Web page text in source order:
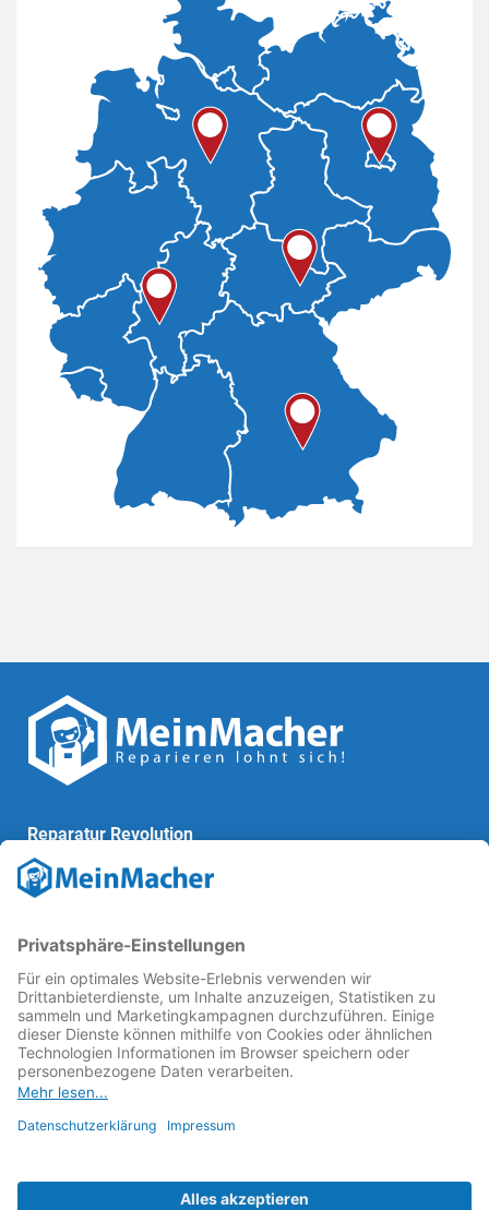
Reparatur Revolution
MeinMacher ist eine Marke der
kämpft als Gründungsmitglied des
Reparaturbedingungen: Für Produkte, die sich gut
reparieren lassen, für günstigere Ersatzteile und den
Erhalt der reparierenden Betriebe und des Reparatur-
Know-hows in Deutschland.
Weitere Informationen
Fachhändler finden
Über uns